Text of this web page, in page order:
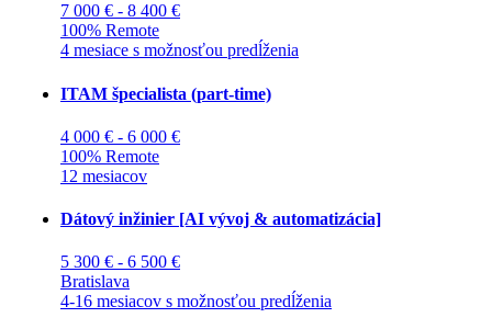
7 000 € - 8 400 €
100% Remote
4 mesiace s možnosťou predĺženia
ITAM špecialista (part-time)
4 000 € - 6 000 €
100% Remote
12 mesiacov
Dátový inžinier [AI vývoj & automatizácia]
5 300 € - 6 500 €
Bratislava
4-16 mesiacov s možnosťou predĺženia